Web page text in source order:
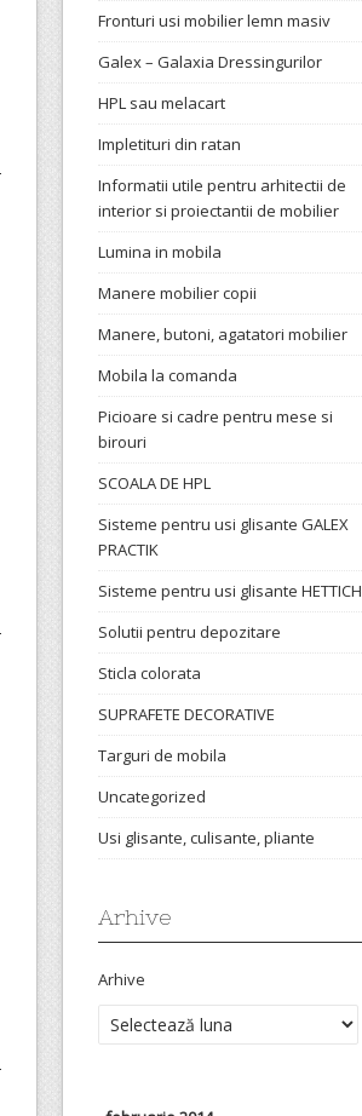
Fronturi usi mobilier lemn masiv
Galex – Galaxia Dressingurilor
HPL sau melacart
Impletituri din ratan
Informatii utile pentru arhitectii de
interior si proiectantii de mobilier
Lumina in mobila
Manere mobilier copii
Manere, butoni, agatatori mobilier
Mobila la comanda
Picioare si cadre pentru mese si
birouri
SCOALA DE HPL
Sisteme pentru usi glisante GALEX
PRACTIK
Sisteme pentru usi glisante HETTICH
Solutii pentru depozitare
Sticla colorata
SUPRAFETE DECORATIVE
Targuri de mobila
Uncategorized
Usi glisante, culisante, pliante
Arhive
Arhive